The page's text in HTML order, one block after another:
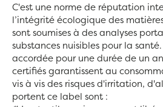
C'est une norme de réputation
l’intégrité écologique des
sont soumises à des analyses
substances nuisibles pour la
accordée pour une durée de un
certifiés garantissent au
vis à vis des risques d'irritation,
portent ce label sont :